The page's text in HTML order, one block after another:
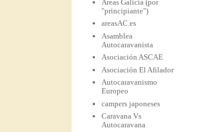
Áreas Galicia (por
"principiante")
areasAC.es
Asamblea
Autocaravanista
Asociación ASCAE
Asociación El Afilador
Autocaravanismo
Europeo
campers japoneses
Caravana Vs
Autocaravana